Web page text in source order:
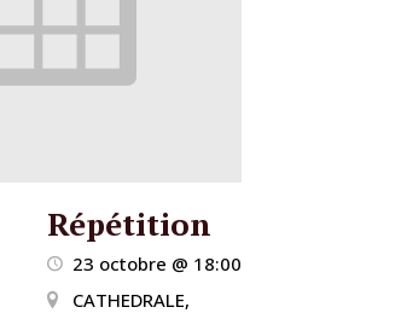
Répétition
23 octobre @ 18:00
CATHEDRALE,